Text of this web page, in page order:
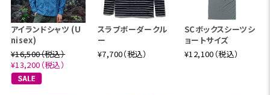
アイランドシャツ (U
nisex)
¥16,500（税込）
¥13,200（税込）
スラブボーダークル
ー
¥7,700（税込）
SCボックスシーツシ
ョートサイズ
¥12,100（税込）